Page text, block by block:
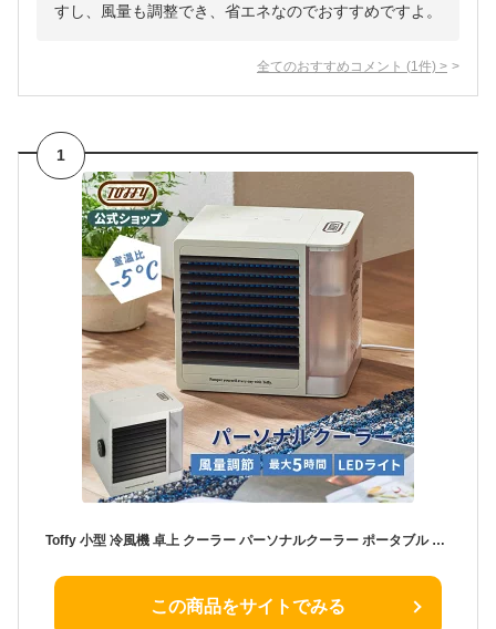
すし、風量も調整でき、省エネなのでおすすめですよ。
全てのおすすめコメント (1 件) >
1
Toffy 小型 冷風機 卓上 クーラー パーソナルクーラー ポータブル 扇風機 ミニ ペット用 子供用 暑さ対策 熱中症対策 省エネ 涼しい おしゃれ スポットクーラー 家電 軽量 寝室 リビング テレワーク オフィス 一人暮らし ギフト プレゼント トフィー 父の日
この商品をサイトでみる